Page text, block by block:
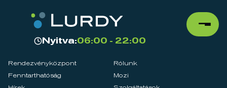
Nyitva:06:00 - 22:00
Rendezvényközpont
Rólunk
Fenntarthatóság
Mozi